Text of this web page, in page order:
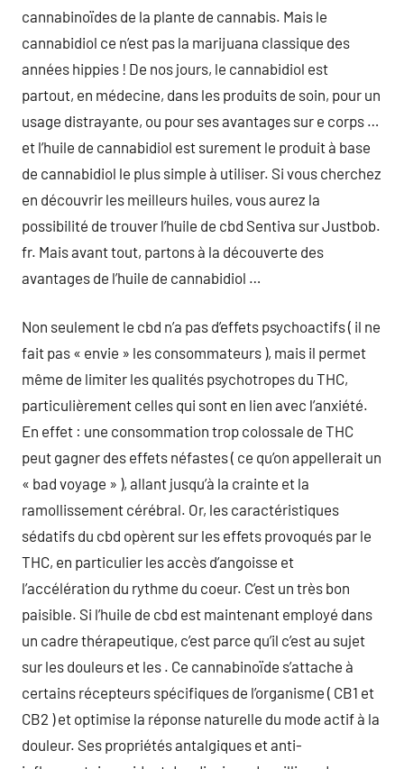
cannabinoïdes de la plante de cannabis. Mais le
cannabidiol ce n’est pas la marijuana classique des
années hippies ! De nos jours, le cannabidiol est
partout, en médecine, dans les produits de soin, pour un
usage distrayante, ou pour ses avantages sur e corps …
et l’huile de cannabidiol est surement le produit à base
de cannabidiol le plus simple à utiliser. Si vous cherchez
en découvrir les meilleurs huiles, vous aurez la
possibilité de trouver l’huile de cbd Sentiva sur Justbob.
fr. Mais avant tout, partons à la découverte des
avantages de l’huile de cannabidiol …
Non seulement le cbd n’a pas d’effets psychoactifs ( il ne
fait pas « envie » les consommateurs ), mais il permet
même de limiter les qualités psychotropes du THC,
particulièrement celles qui sont en lien avec l’anxiété.
En effet : une consommation trop colossale de THC
peut gagner des effets néfastes ( ce qu’on appellerait un
« bad voyage » ), allant jusqu’à la crainte et la
ramollissement cérébral. Or, les caractéristiques
sédatifs du cbd opèrent sur les effets provoqués par le
THC, en particulier les accès d’angoisse et
l’accélération du rythme du coeur. C’est un très bon
paisible. Si l’huile de cbd est maintenant employé dans
un cadre thérapeutique, c’est parce qu’il c’est au sujet
sur les douleurs et les . Ce cannabinoïde s’attache à
certains récepteurs spécifiques de l’organisme ( CB1 et
CB2 ) et optimise la réponse naturelle du mode actif à la
douleur. Ses propriétés antalgiques et anti-